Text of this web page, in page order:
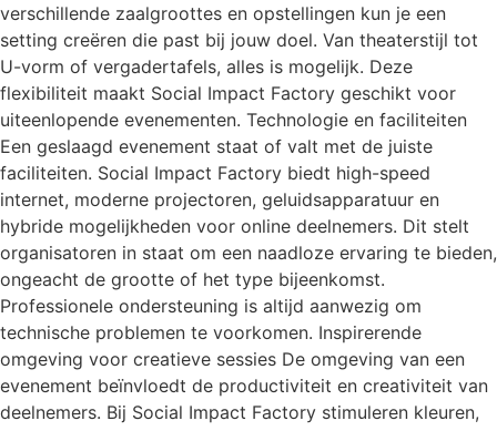
verschillende zaalgroottes en opstellingen kun je een
setting creëren die past bij jouw doel. Van theaterstijl tot
U-vorm of vergadertafels, alles is mogelijk. Deze
flexibiliteit maakt Social Impact Factory geschikt voor
uiteenlopende evenementen. Technologie en faciliteiten
Een geslaagd evenement staat of valt met de juiste
faciliteiten. Social Impact Factory biedt high-speed
internet, moderne projectoren, geluidsapparatuur en
hybride mogelijkheden voor online deelnemers. Dit stelt
organisatoren in staat om een naadloze ervaring te bieden,
ongeacht de grootte of het type bijeenkomst.
Professionele ondersteuning is altijd aanwezig om
technische problemen te voorkomen. Inspirerende
omgeving voor creatieve sessies De omgeving van een
evenement beïnvloedt de productiviteit en creativiteit van
deelnemers. Bij Social Impact Factory stimuleren kleuren,